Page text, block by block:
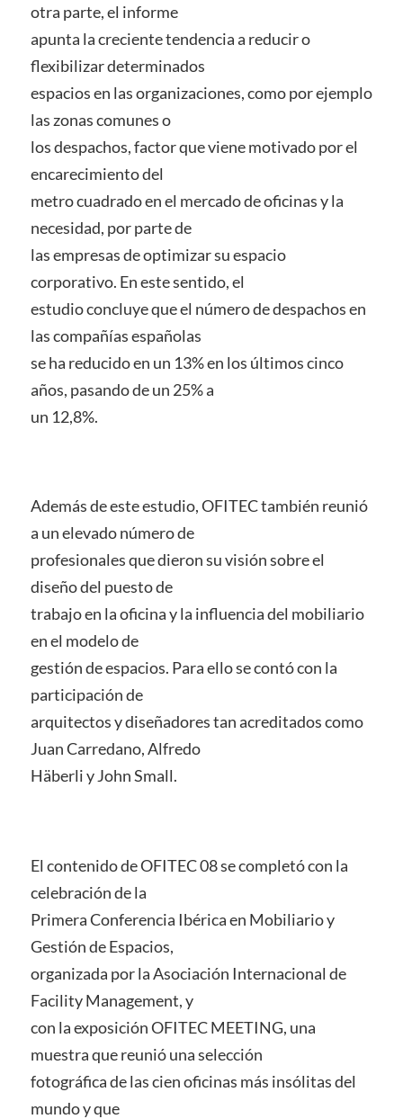
otra parte, el informe
apunta la creciente tendencia a reducir o
flexibilizar determinados
espacios en las organizaciones, como por ejemplo
las zonas comunes o
los despachos, factor que viene motivado por el
encarecimiento del
metro cuadrado en el mercado de oficinas y la
necesidad, por parte de
las empresas de optimizar su espacio
corporativo. En este sentido, el
estudio concluye que el número de despachos en
las compañías españolas
se ha reducido en un 13% en los últimos cinco
años, pasando de un 25% a
un 12,8%.
Además de este estudio, OFITEC también reunió
a un elevado número de
profesionales que dieron su visión sobre el
diseño del puesto de
trabajo en la oficina y la influencia del mobiliario
en el modelo de
gestión de espacios. Para ello se contó con la
participación de
arquitectos y diseñadores tan acreditados como
Juan Carredano, Alfredo
Häberli y John Small.
El contenido de OFITEC 08 se completó con la
celebración de la
Primera Conferencia Ibérica en Mobiliario y
Gestión de Espacios,
organizada por la Asociación Internacional de
Facility Management, y
con la exposición OFITEC MEETING, una
muestra que reunió una selección
fotográfica de las cien oficinas más insólitas del
mundo y que